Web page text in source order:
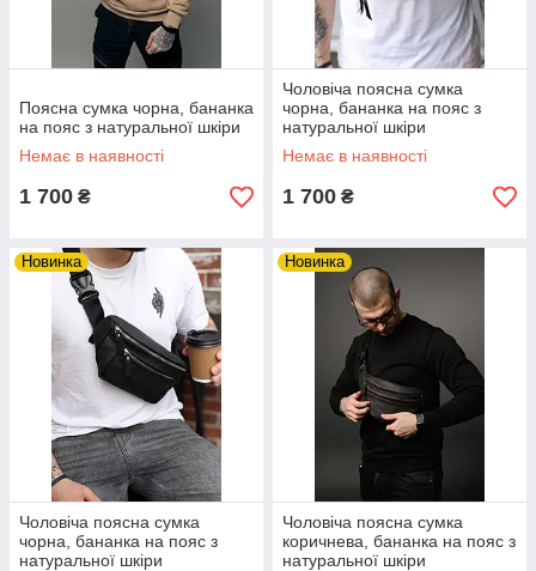
Поясна сумка чорна, бананка
на пояс з натуральної шкіри
Немає в наявності
1 700 ₴
Чоловіча поясна сумка
чорна, бананка на пояс з
натуральної шкіри
Немає в наявності
1 700 ₴
Новинка
Чоловіча поясна сумка
чорна, бананка на пояс з
натуральної шкіри
Новинка
Чоловіча поясна сумка
коричнева, бананка на пояс з
натуральної шкіри